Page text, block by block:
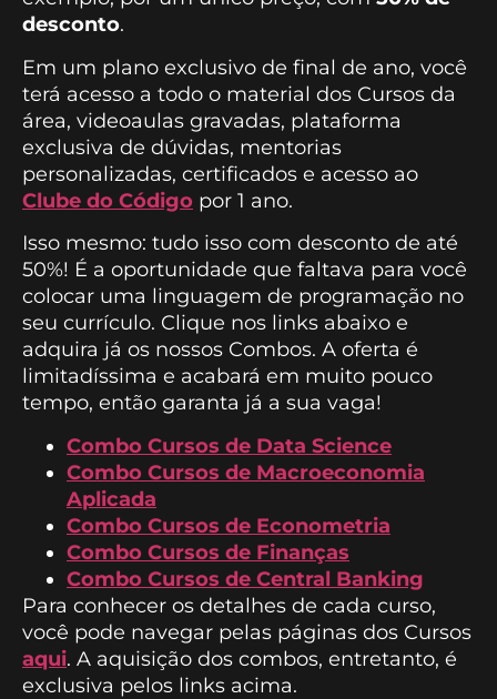
desconto.
Em um plano exclusivo de final de ano, você
terá acesso a todo o material dos Cursos da
área, videoaulas gravadas, plataforma
exclusiva de dúvidas, mentorias
personalizadas, certificados e acesso ao
Clube do Código por 1 ano.
Isso mesmo: tudo isso com desconto de até
50%! É a oportunidade que faltava para você
colocar uma linguagem de programação no
seu currículo. Clique nos links abaixo e
adquira já os nossos Combos. A oferta é
limitadíssima e acabará em muito pouco
tempo, então garanta já a sua vaga!
Combo Cursos de Data Science
Combo Cursos de Macroeconomia
Aplicada
Combo Cursos de Econometria
Combo Cursos de Finanças
Combo Cursos de Central Banking
Para conhecer os detalhes de cada curso,
você pode navegar pelas páginas dos Cursos
aqui. A aquisição dos combos, entretanto, é
exclusiva pelos links acima.